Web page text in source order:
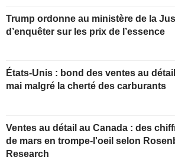
Trump ordonne au ministère de la
d’enquêter sur les prix de l’essence
États-Unis : bond des ventes au
mai malgré la cherté des carburants
Ventes au détail au Canada : des
de mars en trompe-l'oeil selon
Research